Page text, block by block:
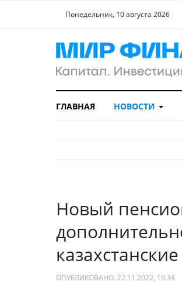
Понедельник, 10 августа 2026
ГЛАВНАЯ НОВОСТИ
Новый
ОПУБЛИКОВАНО: 22.11.2022, 19:34